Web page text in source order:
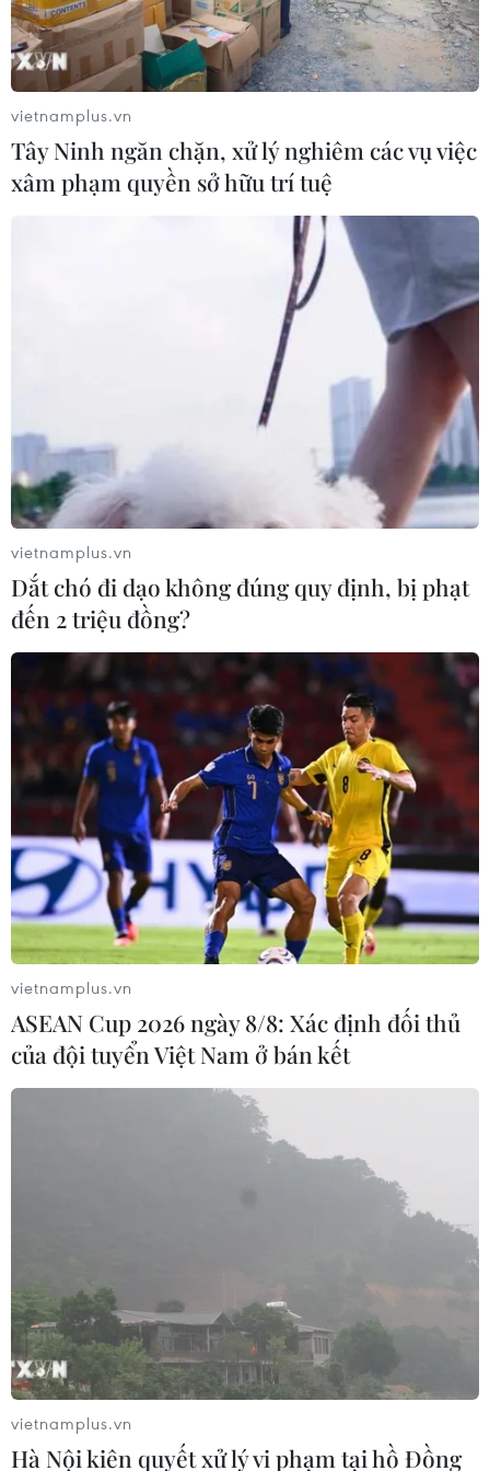
vietnamplus.vn
Tây Ninh ngăn chặn, xử lý nghiêm các vụ việc
xâm phạm quyền sở hữu trí tuệ
vietnamplus.vn
Dắt chó đi dạo không đúng quy định, bị phạt
đến 2 triệu đồng?
vietnamplus.vn
ASEAN Cup 2026 ngày 8/8: Xác định đối thủ
của đội tuyển Việt Nam ở bán kết
vietnamplus.vn
Hà Nội kiên quyết xử lý vi phạm tại hồ Đồng